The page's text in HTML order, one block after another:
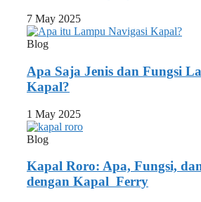
7 May 2025
Blog
Apa Saja Jenis dan Fungsi
Kapal?
1 May 2025
Blog
Kapal Roro: Apa, Fungsi,
dengan Kapal Ferry